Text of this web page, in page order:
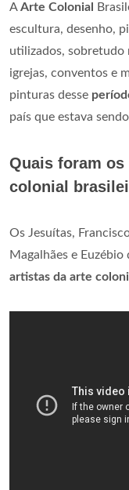
AArte Colonial
escultura, desenho,
utilizados, sobretudo
igrejas, conventos e
pinturas desse
país que estava
Quais foram os
colonial
Os Jesuítas,
Magalhães e Euzébio
artistas da arte